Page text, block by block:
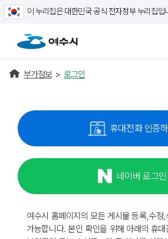
이 누리집은 대한민국 공식 전자정부 누리집입
부가정보 > 로그인
휴대전화 인증
네이버 로그인
여수시 홈페이지의 모든 게시물 등록,수정
가능합니다. 본인 확인을 위해 아래의 휴